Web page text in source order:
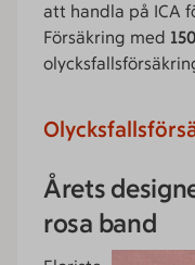
att handla på ICA
Försäkring med
Årets
rosa band